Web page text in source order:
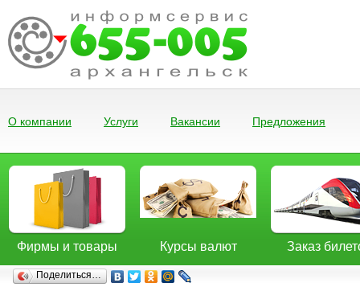
О компании Услуги Вакансии Предложения
Фирмы и товары Курсы валют Заказ
Поделиться…